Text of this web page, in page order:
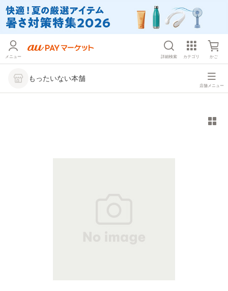
メニュー 詳細検索 カテゴリ かご
もったいない本舗
店舗メニュー